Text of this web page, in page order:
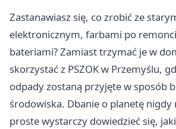
Zastanawiasz się, co zrobić ze
elektronicznym, farbami po
bateriami? Zamiast trzymać je w
skorzystać z PSZOK w Przemyślu,
odpady zostaną przyjęte w sposób
środowiska. Dbanie o planetę nigdy
proste wystarczy dowiedzieć się,